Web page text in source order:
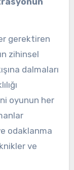
gerektiren
zihinsel
dalmaları
oyunun her
odaklanma
ve